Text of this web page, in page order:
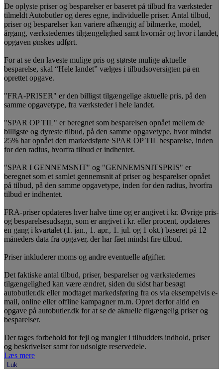
De oplyste priser og besparelser er baseret på tilbud fra værksteder
tilmeldt Autobutler og deres egne, individuelle priser. Antal tilbud,
priser og besparelser kan variere afhængig af bilmærke, model,
årgang, værkstedernes tilgængelighed samt hvornår og hvor i landet,
opgaven ønskes udført.
For at se den laveste mulige pris og største mulige aktuelle
besparelse, skal “Hele landet” vælges i tilbudsoversigten på en
oprettet opgave.
"FRA-PRISER" er den billigst tilgængelige aktuelle pris, på den
samme opgavetype, fra værksteder i hele landet.
"SPAR OP TIL" er beregnet som besparelsen opnået mellem de
billigste og dyreste tilbud, på den samme opgavetype, hvor mindst
25% har opnået den markedsførte SPAR OP TIL besparelse, inden
for den radius, hvorfra tilbud er indhentet.
"SPAR I GENNEMSNIT" og "GENNEMSNITSPRIS" er
beregnet som et samlet gennemsnit af priser og besparelser opnået
på tilbud, på den samme opgavetype, inden for den radius, hvorfra
tilbud er indhentet.
FRA-priser opdateres hver halve time og er angivet i kr. Øvrige pris-
og besparelsesudsagn, som er angivet i kr. eller procent, opdateres
en gang i kvartalet (1. jan., 1. apr., 1. jul. og 1 okt.) baseret på 12
måneders data fra opgaver, der har fået mindst fire tilbud.
Priser inkluderer moms og andre eventuelle afgifter.
Det faktiske antal tilbud, priser, besparelser og værkstedernes
tilgængelighed kan være ændret, siden du sidst har besøgt
autobutler.dk eller modtaget markedsføring fra os via eksempelvis e-
mail, online eller offline kampagner m.m. Opret derfor altid en
opgave på autobutler.dk for at se de aktuelle tilgængelig priser og
besparelser.
Der tages forbehold for fejl og mangler i tilbuddets indhold, priser
og beskrivelser samt for udsolgte reservedele.
Læs mere
Luk